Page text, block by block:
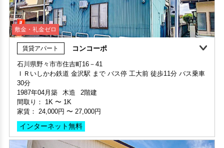
敷金・礼金ゼロ 360°案内
部屋号数 4E号室
家賃 54,000円・共益費 3,000円
階数 4階
間取り 1LDK・専有面積 42.93㎡
敷金 - ・礼金 -
保証人不要・代行
敷金・礼金ゼロ
賃貸アパート コンコーポ
石川県野々市市住吉町16－41
ＩＲいしかわ鉄道 金沢駅 まで バス停 工大前 徒歩11分 バス乗車
1987年04月築
木造
2階建
間取り：1K 〜 1K
家賃：
インターネット無料